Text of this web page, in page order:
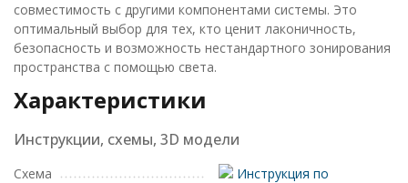
совместимость с другими компонентами системы. Это
оптимальный выбор для тех, кто ценит лаконичность,
безопасность и возможность нестандартного зонирования
пространства с помощью света.
Характеристики
Инструкции, схемы, 3D модели
Схема
Инструкция по